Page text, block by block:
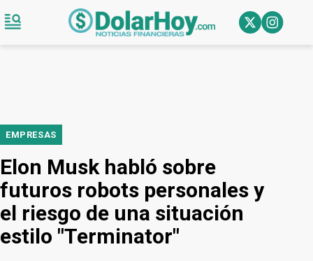
EMPRESAS
Elon Musk habló sobre
futuros robots personales y
el riesgo de una situación
estilo "Terminator"